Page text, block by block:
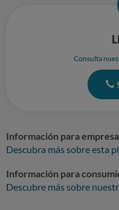
Consulta
Información para
Descubra más sobre esta
Información para
Descubre más sobre